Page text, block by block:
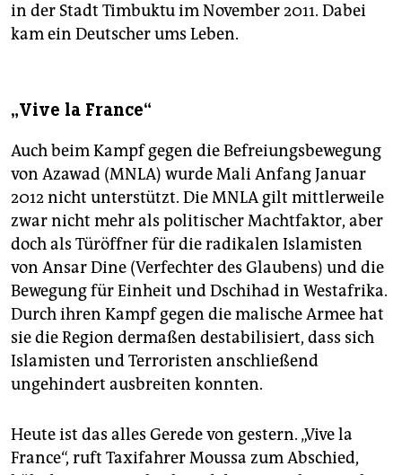
in der Stadt Timbuktu im November 2011. Dabei
kam ein Deutscher ums Leben.
„Vive la France“
Auch beim Kampf gegen die Befreiungsbewegung
von Azawad (MNLA) wurde Mali Anfang Januar
2012 nicht unterstützt. Die MNLA gilt mittlerweile
zwar nicht mehr als politischer Machtfaktor, aber
doch als Türöffner für die radikalen Islamisten
von Ansar Dine (Verfechter des Glaubens) und die
Bewegung für Einheit und Dschihad in Westafrika.
Durch ihren Kampf gegen die malische Armee hat
sie die Region dermaßen destabilisiert, dass sich
Islamisten und Terroristen anschließend
ungehindert ausbreiten konnten.
Heute ist das alles Gerede von gestern. „Vive la
France“, ruft Taxifahrer Moussa zum Abschied,